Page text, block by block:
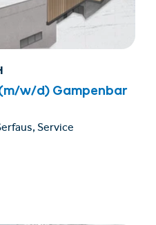
w/d) Gampenbar
Service